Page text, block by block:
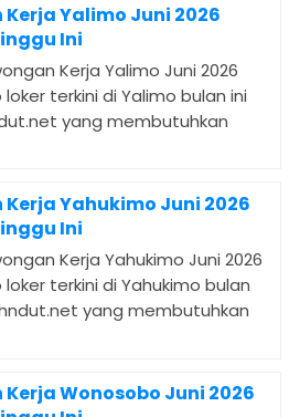
Yalimo Juni 2026
Ini
Kerja Yalimo Juni 2026
loker terkini di Yalimo bulan ini
yang membutuhkan
Kerja Yahukimo Juni 2026
Ini
Kerja Yahukimo Juni 2026
loker terkini di Yahukimo bulan
yang membutuhkan
Wonosobo Juni 2026